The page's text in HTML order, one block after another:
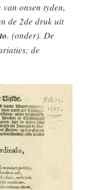
onsen tyden,
de 2de druk uit
. (onder). De
de